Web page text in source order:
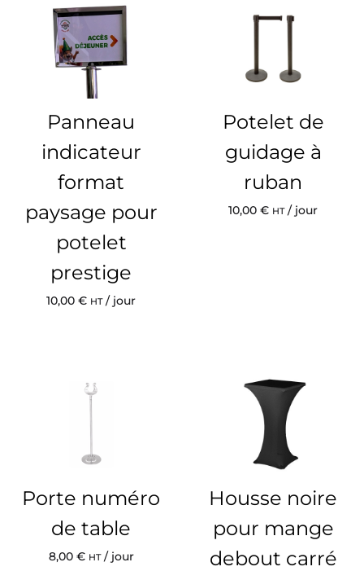
Panneau
indicateur
format
paysage pour
potelet
prestige
10,00 € HT/ jour
Potelet de
guidage à
ruban
10,00 € HT/ jour
Porte numéro
de table
8,00 € HT/ jour
Housse noire
pour mange
debout carré